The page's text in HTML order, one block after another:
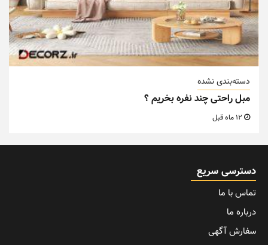
دسته‌بندی نشده
مبل راحتی چند نفره بخریم ؟
دسترسی سریع
تماس با ما
درباره ما
سفارش آگهی